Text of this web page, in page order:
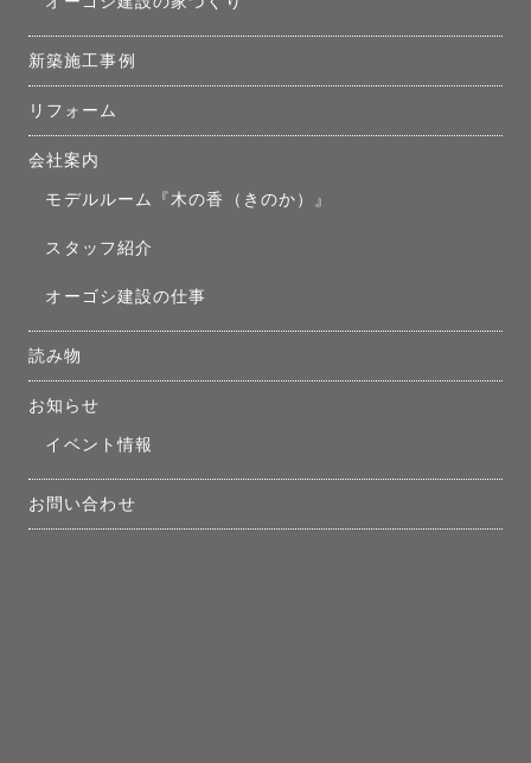
新築施工事例
リフォーム
会社案内
モデルルーム『木の香（きのか）』
スタッフ紹介
オーゴシ建設の仕事
読み物
お知らせ
イベント情報
お問い合わせ